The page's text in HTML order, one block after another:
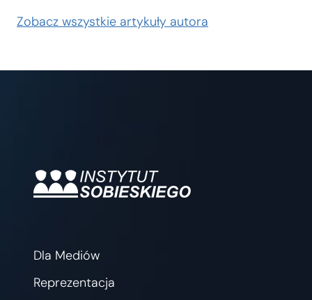
Zobacz wszystkie artykuły autora
Dla Mediów
Reprezentacja